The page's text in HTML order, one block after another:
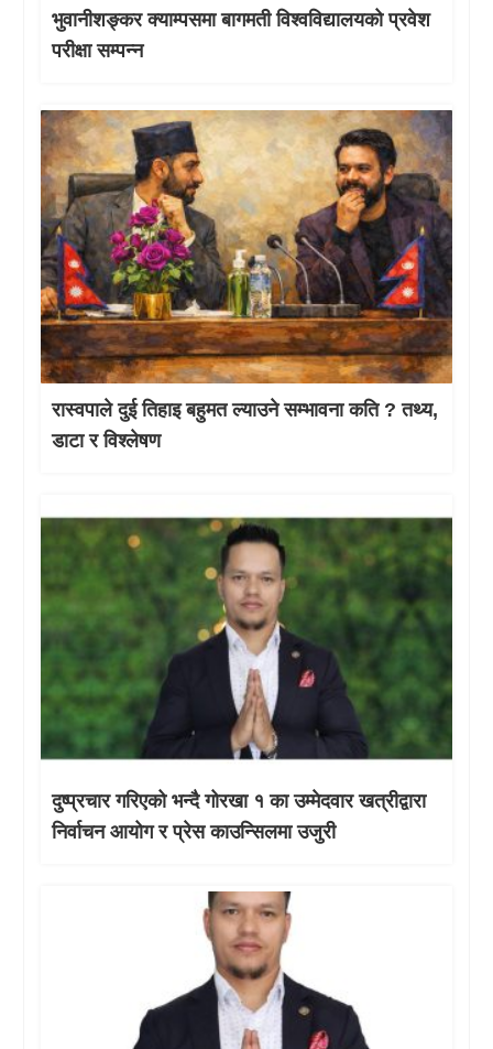
भुवानीशङ्कर क्याम्पसमा बागमती विश्वविद्यालयको प्रवेश
परीक्षा सम्पन्न
रास्वपाले दुई तिहाइ बहुमत ल्याउने सम्भावना कति ? तथ्य,
डाटा र विश्लेषण
दुष्प्रचार गरिएको भन्दै गोरखा १ का उम्मेदवार खत्रीद्वारा
निर्वाचन आयोग र प्रेस काउन्सिलमा उजुरी